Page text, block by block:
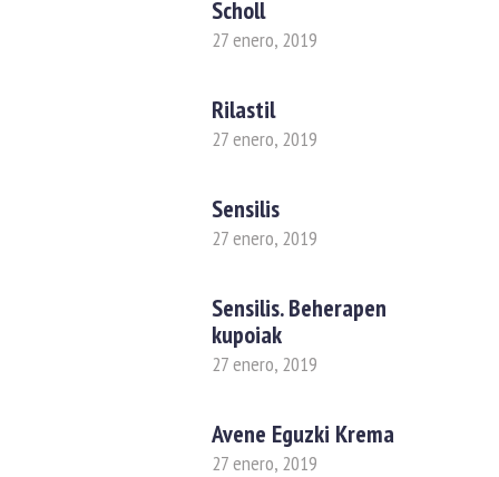
Scholl
27 enero, 2019
Rilastil
27 enero, 2019
Sensilis
27 enero, 2019
Sensilis. Beherapen
kupoiak
27 enero, 2019
Avene Eguzki Krema
27 enero, 2019